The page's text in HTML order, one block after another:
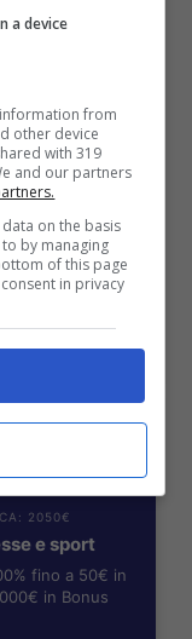
2.050€
in Bonus
fino a 50€
2050€
e sport
fino a 50€ in
in Bonus
a device
from
other device
with 319
and our partners
on the basis
by managing
of this page
in privacy